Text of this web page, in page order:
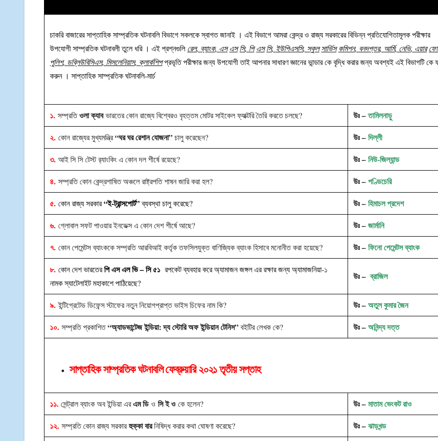
চাকরি বাজারের সাপ্তাহিক সাম্প্রতিক ঘটনাবলি বিভাগে সকলকে স্বাগত জানাই । এই বিভাগে আমরা কেন্দ্র ও রাজ্য সরকারের বিভিন্ন প্রতিযোগিতামূলক পরীক্ষার
উপযোগী সাম্প্রতিক ঘটনাবলী তুলে ধরি । এই প্রশ্নগুলিরেল, ব্যাংক, এস এস সি, পি এস সি, ইউপিএসসি, স্কুল সার্ভিস কমিশন, বনদপ্তর, আর্মি,নেভি, এয়ার
পুলিশ, ডব্লিউবিসিএস, মিসলেনিয়াস, ক্লার্কশিপপ্রভৃতি পরীক্ষার জন্য উপযোগী তাই আপনার সাধারণ জ্ঞানের ভান্ডার কে বৃদ্ধি করার জন্য অবশ্যই এই বিভাগটি
করুন । সাপ্তাহিক সাম্প্রতিক ঘটনাবলি-মার্চ
১. সম্প্রতিওলা ক্যাবভারতের কোন রাজ্যে বিশ্বেরও বৃহত্তম মোটর সাইকেল ফ্যাক্টরি তৈরি করতে চলছে? উঃ –তামিলনাড়ু
২. কোন রাজ্যের মুখ্যমন্ত্রি“ঘর ঘর রেশান যোজনা”চালু করেছেন? উঃ – দিল্লী
৩. আই সি সি টেস্ট র‍্যাংকিং এ কোন দল শীর্ষে রয়েছে? উঃ – নিউ-জিল্যান্ড
৪. সম্প্রতি কোন কেন্দ্রশাষিত অঞ্চলে রাষ্ট্রপতি শাষন জারি করা হল? উঃ – পণ্ডিচেরি
৫. কোন রাজ্য সরকার“ই-ট্রান্সপোর্ট”ব্যবস্থা চালু করেছে? উঃ – হিমাচল প্রদেশ
৬. গ্লোবাল সফট পাওয়ার ইনডেক্স এ কোন দেশ শীর্ষে আছে? উঃ – জার্মানি
৭. কোন পেমেন্টস ব্যাংককে সম্প্রতি আরবিআই কর্তৃক তফসিলযুক্ত বাণিজ্যিক ব্যাংক হিসাবে মনোনীত করা হয়েছে? উঃ – ফিনো পেমেন্টস ব্যাংক
৮. কোন দেশ ভারতেরপি এস এল ভি – সি ৫১ রপকেট ব্যবহার করে অ্যামাজন জঙ্গল এর রক্ষার জন্য অ্যামাজনিয়া-১
নামক স্যাটেলাইট মহাকাশে পাঠিয়েছে?
উঃ – ব্রাজিল
৯.ইন্টিগ্রেটেড ডিফেন্স স্টাফের নতুন নিয়োগপ্রাপ্ত ভাইস চিফের নাম কি? উঃ – অতুল কুমার জৈন
১০. সম্প্রতি প্রকাশিত“অ্যাডভান্টেজ ইন্ডিয়া: দ্য স্টোরি অফ ইন্ডিয়ান টেনিস”বইটির লেখক কে? উঃ – অনিন্দ্য দত্ত
সাপ্তাহিক সাম্প্রতিক ঘটনাবলি ফেব্রুয়ারি ২০২১ তৃতীয় সপ্তাহ
১১.সেন্ট্রাল ব্যাংক অব ইন্ডিয়া এরএম ডিওসি ই ওকে হলেন? উঃ – মাতাম ভেংকট রাও
১২. সম্প্রতি কোন রাজ্য সরকারহুক্কা বারনিষিদ্ধ করার কথা ঘোষণা করেছে? উঃ – ঝাড়খন্ড